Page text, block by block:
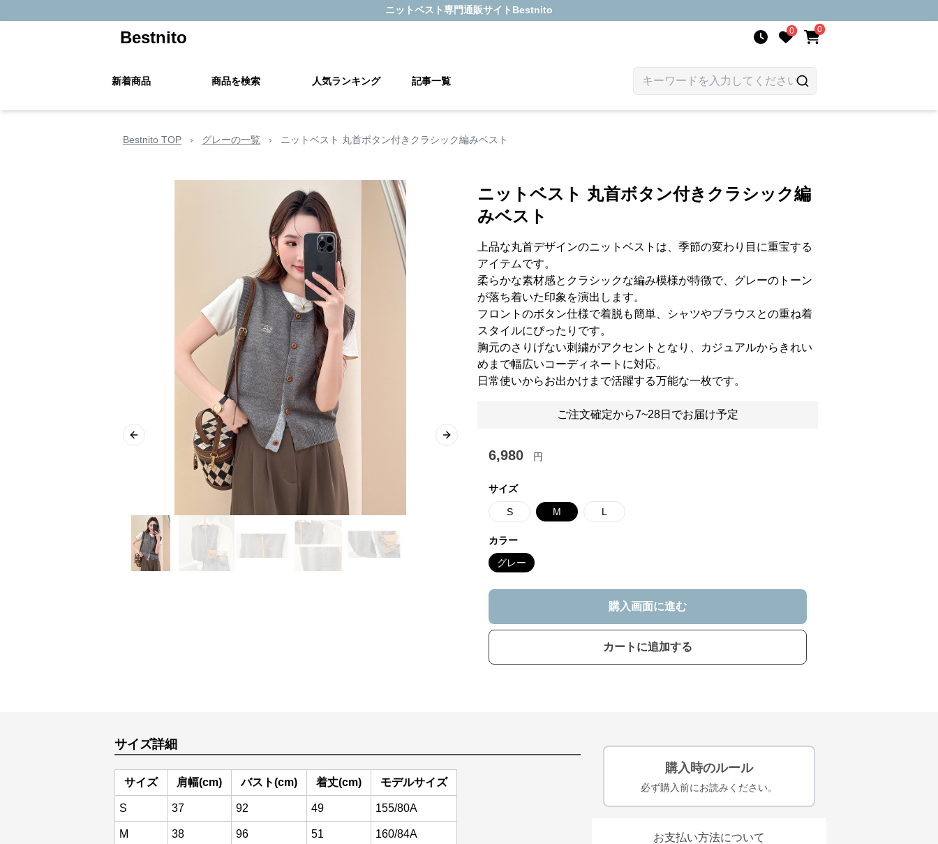
ニットベスト専門通販サイト Bestnito
Bestnito 0 0
新着商品 商品を検索 人気ランキング 記事一覧
Bestnito TOP › グレーの一覧 › ニットベスト 丸首ボタン付きクラシック編みベスト
Previous slide Next slide
ニットベスト 丸首ボタン付きクラシック編
みベスト
上品な丸首デザインのニットベストは、季節の変わり目に重宝する
アイテムです。
柔らかな素材感とクラシックな編み模様が特徴で、グレーのトーン
が落ち着いた印象を演出します。
フロントのボタン仕様で着脱も簡単、シャツやブラウスとの重ね着
スタイルにぴったりです。
胸元のさりげない刺繍がアクセントとなり、カジュアルからきれい
めまで幅広いコーディネートに対応。
日常使いからお出かけまで活躍する万能な一枚です。
ご注文確定から7~28日でお届け予定
6,980 円
サイズ
S M L
カラー
グレー
購入画面に進む
カートに追加する
サイズ詳細
サイズ 肩幅(cm) バスト(cm) 着丈(cm) モデルサイズ
S 37 92 49 155/80A
M 38 96 51 160/84A
購入時のルール
必ず購入前にお読みください。
お支払い方法について